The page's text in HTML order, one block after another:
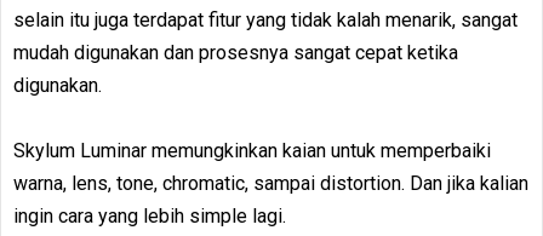
selain itu juga terdapat fitur yang tidak kalah menarik, sangat
mudah digunakan dan prosesnya sangat cepat ketika
digunakan.
Skylum Luminar memungkinkan kaian untuk memperbaiki
warna, lens, tone, chromatic, sampai distortion. Dan jika kalian
ingin cara yang lebih simple lagi.